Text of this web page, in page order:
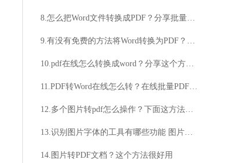
8.怎么把Word文件转换成PDF？分享批量Word转PDF的操作方法！
9.有没有免费的方法将Word转换为PDF？如何免费将Word文档转换为PDF格式？
10.pdf在线怎么转换成word？分享这个方法给你
11.PDF转Word在线怎么转？在线批量PDF转Word方法介绍
12.多个图片转pdf怎么操作？下面这方法就很好用
13.识别图片字体的工具有哪些功能 图片识别软件的功能介绍
14.图片转PDF文档？这个方法很好用